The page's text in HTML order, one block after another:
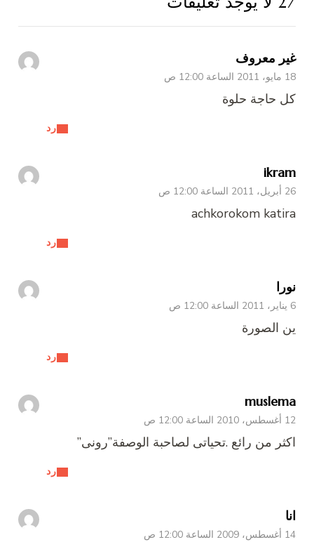
غير معروف
18 مايو، 2011 الساعة 12:00 ص
رد
كل حاجة حلوة
ikram
26 أبريل، 2011 الساعة 12:00 ص
رد
achkorokom katira
نورا
6 يناير، 2011 الساعة 12:00 ص
رد
ين الصورة
muslema
12 أغسطس، 2010 الساعة 12:00 ص
رد
اكثر من رائع .تحياتى لصاحبة الوصفة”رونى”
انا
14 أغسطس، 2009 الساعة 12:00 ص